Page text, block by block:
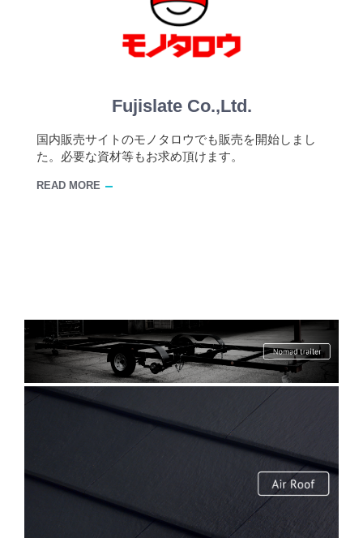
Fujislate Co.,Ltd.
国内販売サイトのモノタロウでも販売を開始しまし
た。必要な資材等もお求め頂けます。
READ MORE